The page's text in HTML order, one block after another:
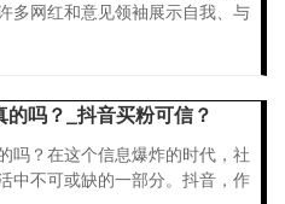
多网红和意见领袖展示自我、与
吗？_抖音买粉可信？
吗？在这个信息爆炸的时代，社
中不可或缺的一部分。抖音，作